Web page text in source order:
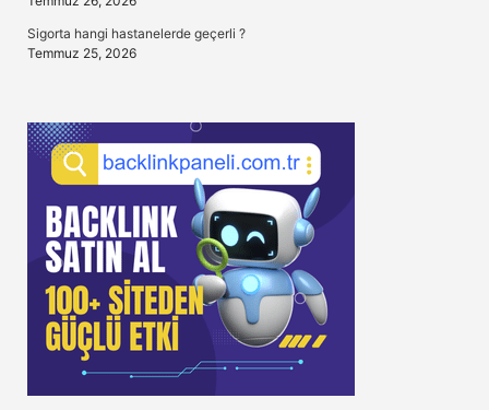
Sigorta hangi hastanelerde geçerli ?
Temmuz 25, 2026